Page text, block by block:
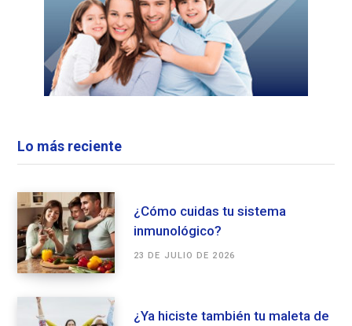
Lo más reciente
¿Cómo cuidas tu sistema
inmunológico?
23 DE JULIO DE 2026
¿Ya hiciste también tu maleta de